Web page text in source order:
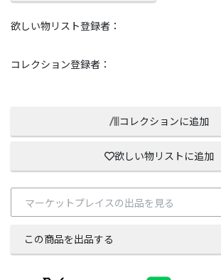
欲しい物リスト登録者：
コレクション登録者：
コレクションに追加
欲しい物リストに追加
マーケットプレイスの出品を見る
この商品を出品する